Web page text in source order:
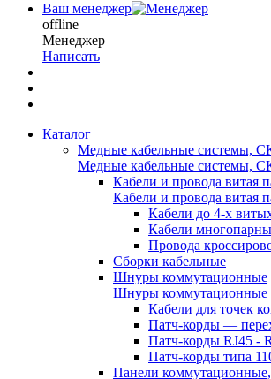
Ваш менеджер
offline
Менеджер
Написать
Каталог
Медные кабельные системы,
Медные кабельные системы,
Кабели и провода витая
Кабели и провода витая
Кабели до 4-х
Кабели
Провода
Сборки кабельные
Шнуры коммутационные
Шнуры коммутационные
Кабели для точек
Патч-корды —
Патч-корды RJ45 -
Патч-корды типа
Панели коммутационные,